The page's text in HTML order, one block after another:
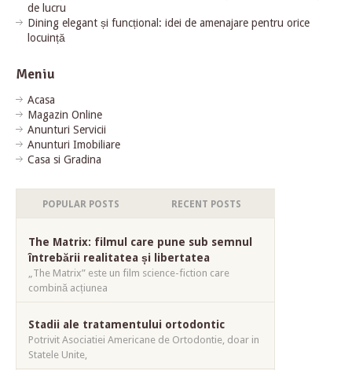
de lucru
Dining elegant și funcțional: idei de amenajare pentru orice
locuință
Meniu
Acasa
Magazin Online
Anunturi Servicii
Anunturi Imobiliare
Casa si Gradina
POPULAR POSTS RECENT POSTS
The Matrix: filmul care pune sub semnul
întrebării realitatea și libertatea
„The Matrix” este un film science-fiction care
combină acțiunea
Stadii ale tratamentului ortodontic
Potrivit Asociatiei Americane de Ortodontie, doar in
Statele Unite,